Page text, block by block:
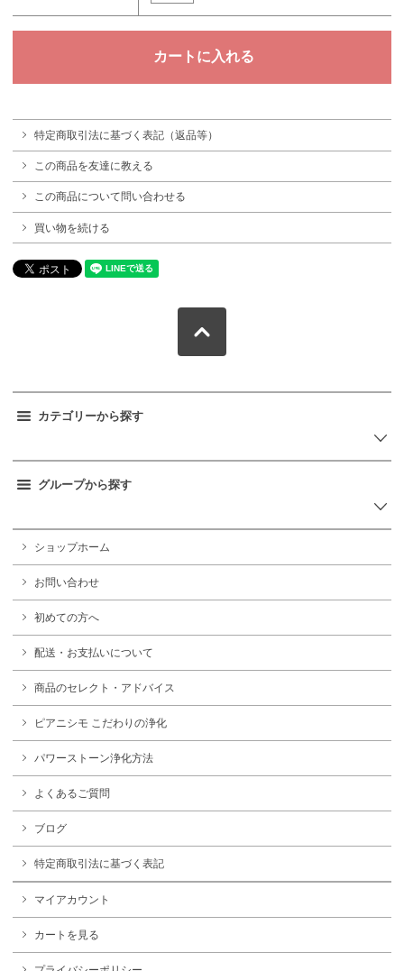
特定商取引法に基づく表記（返品等）
この商品を友達に教える
この商品について問い合わせる
買い物を続ける
カテゴリーから探す
グループから探す
ショップホーム
お問い合わせ
初めての方へ
配送・お支払いについて
商品のセレクト・アドバイス
ピアニシモ こだわりの浄化
パワーストーン浄化方法
よくあるご質問
ブログ
特定商取引法に基づく表記
マイアカウント
カートを見る